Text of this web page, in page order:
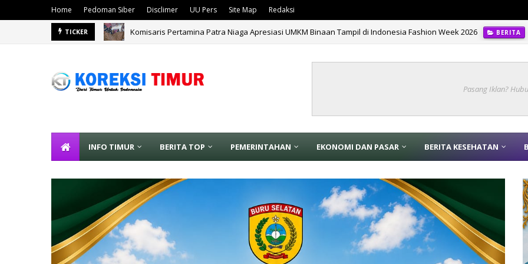
Home Pedoman Siber Disclimer UU Pers Site Map Redaksi
TICKER
Komisaris Pertamina Patra Niaga Apresiasi UMKM Binaan Tampil di Indonesia Fashion Week 2026
Kapolda DIY Letakkan Batu Pertama Gedung KBRN Gegana, Perkuat Kesiapsiagaan Hadapi Ancaman Modern
Pasang Iklan?
INFO TIMUR BERITA TOP PEMERINTAHAN EKONOMI DAN PASAR BERITA KESEHATAN